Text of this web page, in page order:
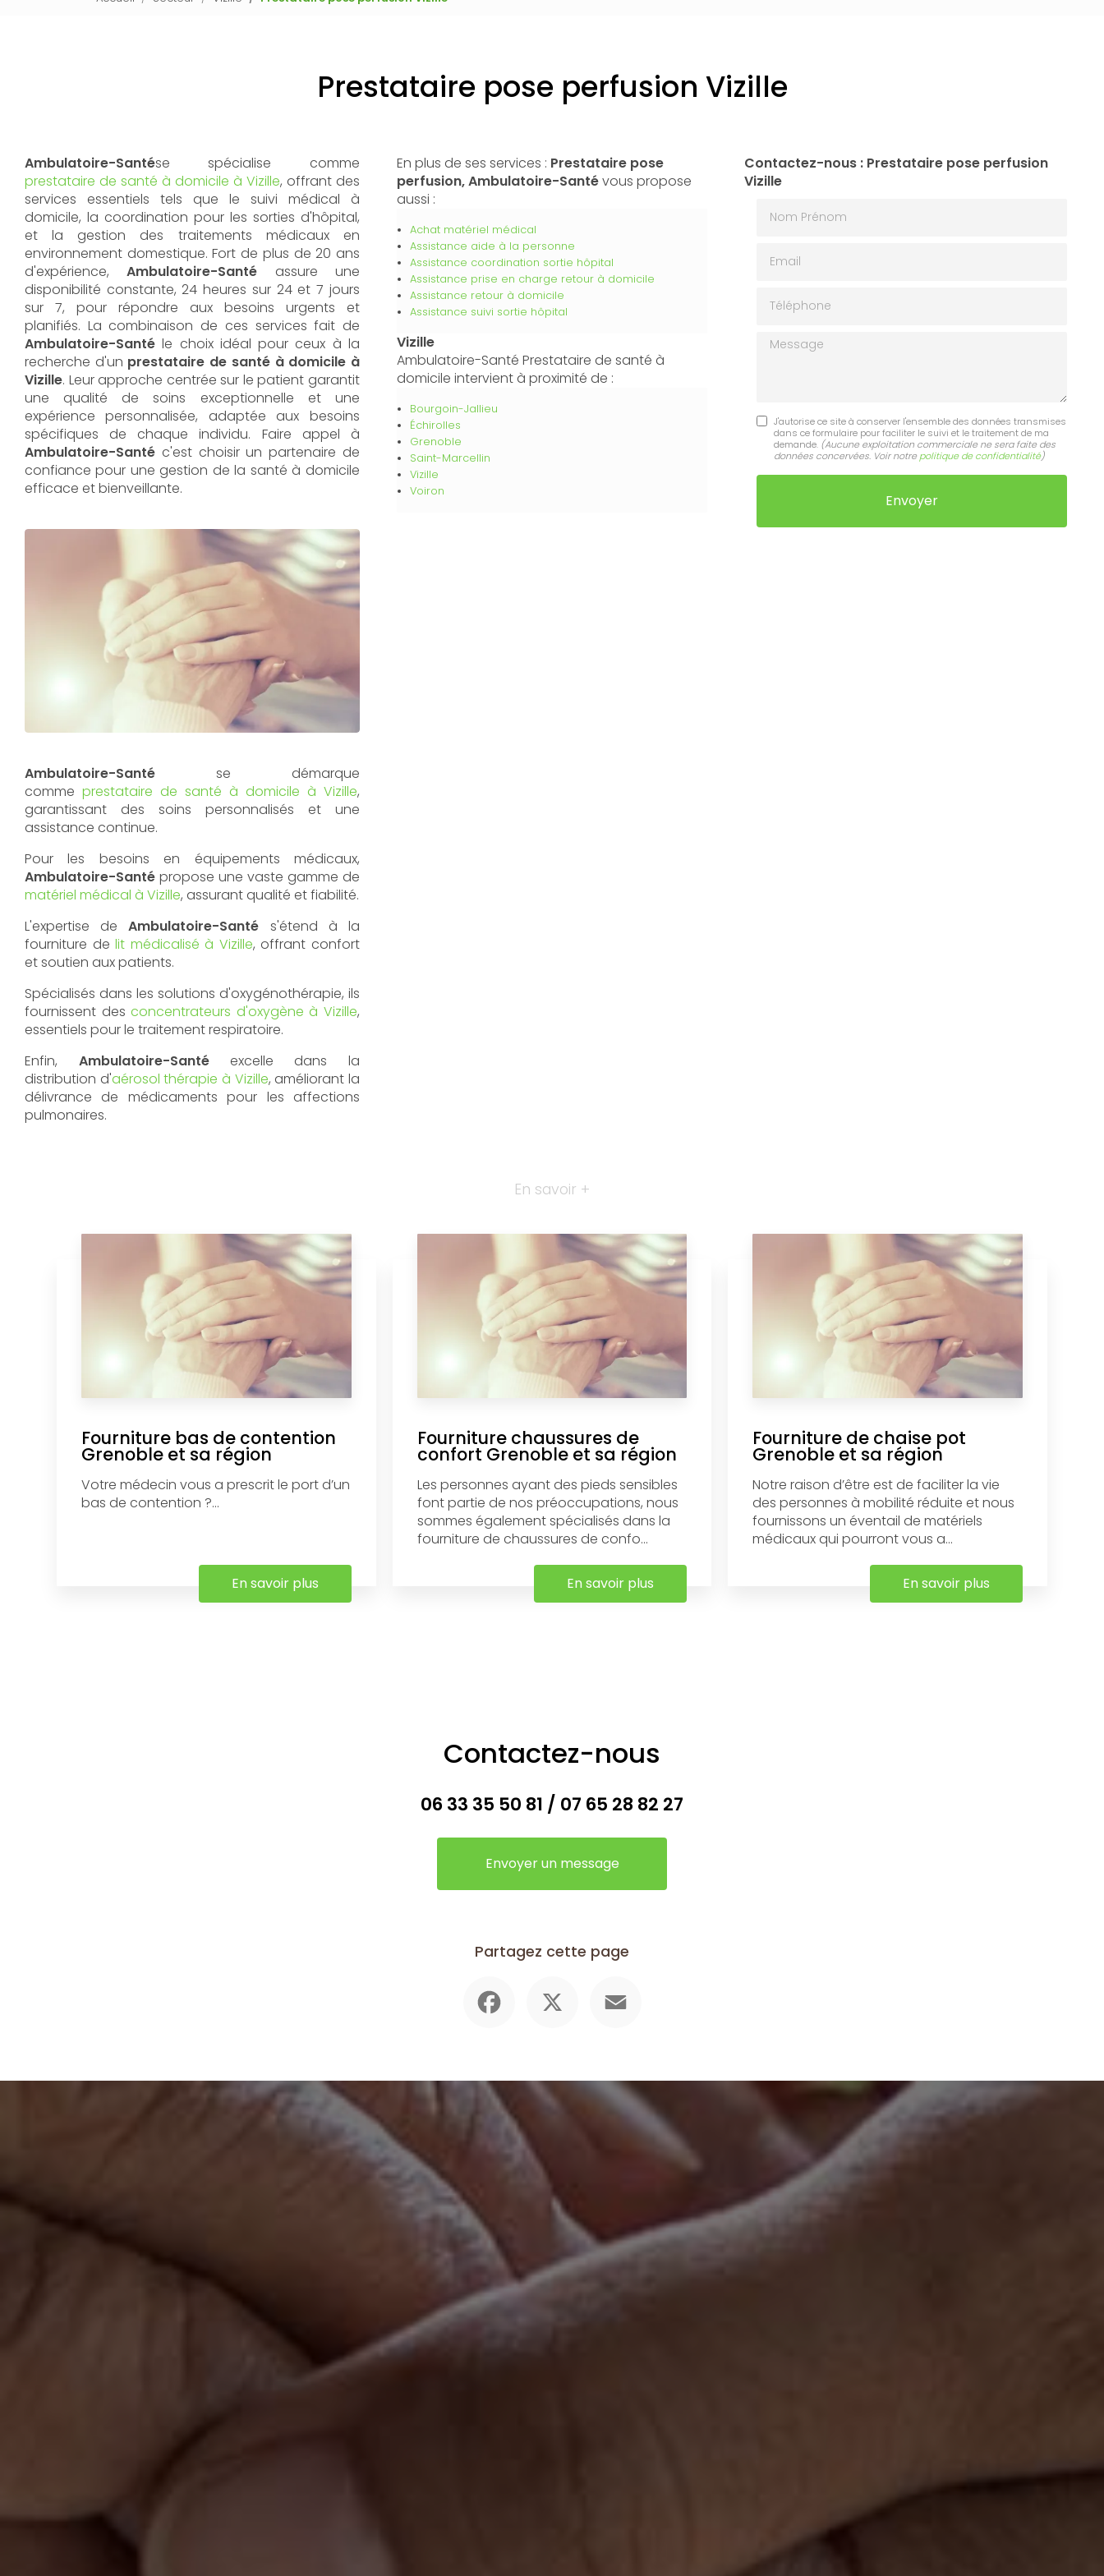
Prestataire pose perfusion Vizille
Ambulatoire-Santése spécialise comme
prestataire de santé à domicile à Vizille, offrant des
services essentiels tels que le suivi médical à
domicile, la coordination pour les sorties d'hôpital,
et la gestion des traitements médicaux en
environnement domestique. Fort de plus de 20 ans
d'expérience,Ambulatoire-Santé assure une
disponibilité constante, 24 heures sur 24 et 7 jours
sur 7, pour répondre aux besoins urgents et
planifiés. La combinaison de ces services fait de
Ambulatoire-Santé le choix idéal pour ceux à la
recherche d'un prestataire de santé à domicile à
Vizille. Leur approche centrée sur le patient garantit
une qualité de soins exceptionnelle et une
expérience personnalisée, adaptée aux besoins
spécifiques de chaque individu. Faire appel à
Ambulatoire-Santé c'est choisir un partenaire de
confiance pour une gestion de la santé à domicile
efficace et bienveillante.
Ambulatoire-Santé se démarque
comme prestataire de santé à domicile à Vizille,
garantissant des soins personnalisés et une
assistance continue.
Pour les besoins en équipements médicaux,
Ambulatoire-Santé propose une vaste gamme de
matériel médical à Vizille, assurant qualité et fiabilité.
L'expertise deAmbulatoire-Santé s'étend à la
fourniture delit médicalisé à Vizille, offrant confort
et soutien aux patients.
Spécialisés dans les solutions d'oxygénothérapie, ils
fournissent desconcentrateurs d'oxygène à Vizille,
essentiels pour le traitement respiratoire.
Enfin, Ambulatoire-Santéexcelle dans la
distribution d'aérosol thérapie à Vizille, améliorant la
délivrance de médicaments pour les affections
pulmonaires.
En plus de ses services : Prestataire pose
perfusion, Ambulatoire-Santévous propose
aussi :
Achat matériel médical
Assistance aide à la personne
Assistance coordination sortie hôpital
Assistance prise en charge retour à domicile
Assistance retour à domicile
Assistance suivi sortie hôpital
Vizille
Ambulatoire-Santé Prestataire de santé à
domicile intervient à proximité de :
Bourgoin-Jallieu
Échirolles
Grenoble
Saint-Marcellin
Vizille
Voiron
Contactez-nous : Prestataire pose perfusion
Vizille
Message
J'autorise ce site à conserver l'ensemble des données transmises
dans ce formulaire pour faciliter le suivi et le traitement de ma
demande. (Aucune exploitation commerciale ne sera faite des
données concervées. Voir notre politique de confidentialité)
En savoir +
Fourniture bas de contention
Grenoble et sa région
Votre médecin vous a prescrit le port d’un
bas de contention ?...
En savoir plus
Fourniture chaussures de
confort Grenoble et sa région
Les personnes ayant des pieds sensibles
font partie de nos préoccupations, nous
sommes également spécialisés dans la
fourniture de chaussures de confo...
En savoir plus
Fourniture de chaise pot
Grenoble et sa région
Notre raison d’être est de faciliter la vie
des personnes à mobilité réduite et nous
fournissons un éventail de matériels
médicaux qui pourront vous a...
En savoir plus
Contactez-nous
06 33 35 50 81 / 07 65 28 82 27
Envoyer un message
Partagez cette page